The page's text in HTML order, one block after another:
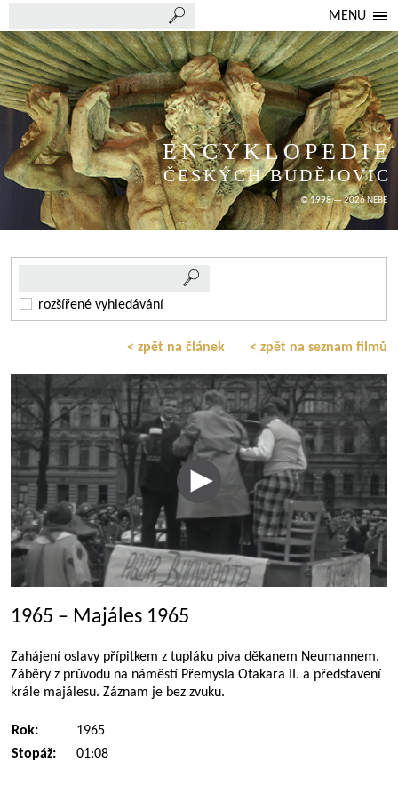
MENU
ENCYKLOPEDIE
ČESKÝCH BUDĚJOVIC
© 1998 — 2026 NEBE
rozšířené vyhledávání
< zpět na článek < zpět na seznam filmů
1965 – Majáles 1965
Zahájení oslavy přípitkem z tupláku piva děkanem Neumannem.
Záběry z průvodu na náměstí Přemysla Otakara II. a představení
krále majálesu. Záznam je bez zvuku.
Rok:
1965
Stopáž:
01:08